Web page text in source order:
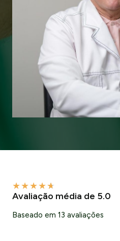
★★★★★
Avaliação média de 5.0
Baseado em 13 avaliações